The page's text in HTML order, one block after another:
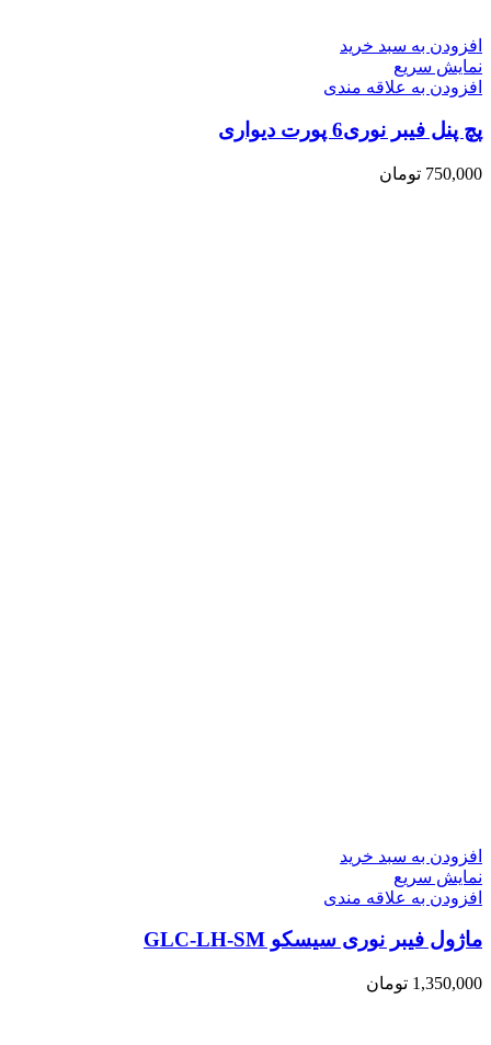
افزودن به سبد خرید
نمایش سریع
افزودن به علاقه مندی
پچ پنل فیبر نوری6 پورت دیواری
750,000 تومان
افزودن به سبد خرید
نمایش سریع
افزودن به علاقه مندی
ماژول فیبر نوری سیسکو GLC-LH-SM
1,350,000 تومان